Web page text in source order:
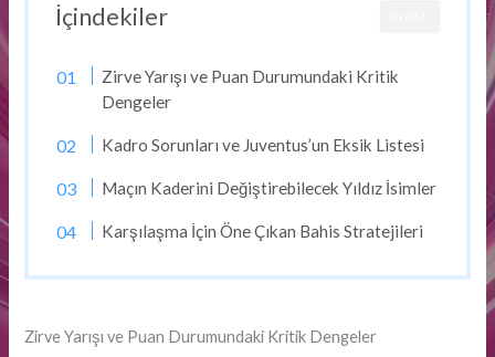
İçindekiler
Zirve Yarışı ve Puan Durumundaki Kritik
Dengeler
Kadro Sorunları ve Juventus’un Eksik Listesi
Maçın Kaderini Değiştirebilecek Yıldız İsimler
Karşılaşma İçin Öne Çıkan Bahis Stratejileri
Zirve Yarışı ve Puan Durumundaki Kritik Dengeler